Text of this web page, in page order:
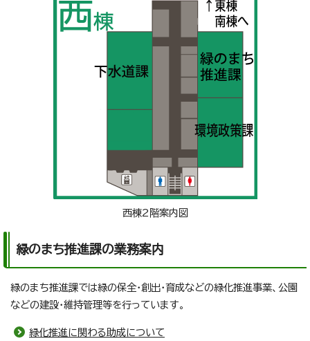
西棟2階案内図
緑のまち推進課の業務案内
緑のまち推進課では緑の保全・創出・育成などの緑化推進事業、公園
などの建設・維持管理等を行っています。
緑化推進に関わる助成について